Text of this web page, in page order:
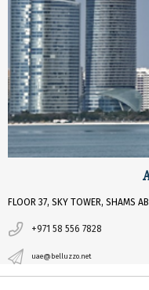
FLOOR 37, SKY TOWER, SHAMS
+971 58 556 7828
uae@belluzzo.net